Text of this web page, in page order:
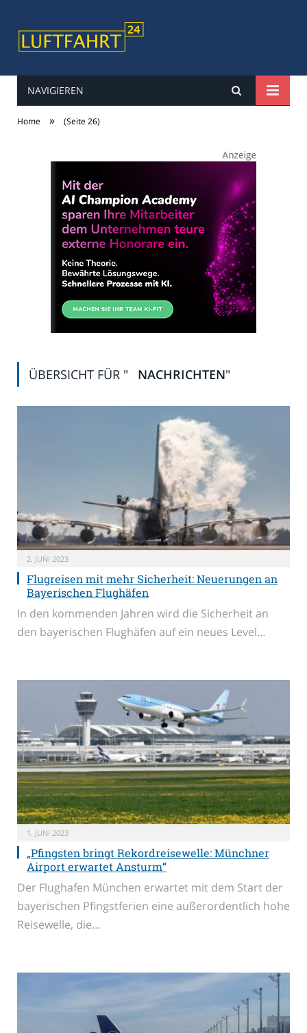
luftfahrt24
NAVIGIEREN
Home » (Seite 26)
ÜBERSICHT FÜR " NACHRICHTEN"
2. JUNI 2023
Flugreisen mit mehr Sicherheit: Neuerungen an
Bayerischen Flughäfen
In den kommenden Jahren wird die Sicherheit an
den bayerischen Flughäfen auf ein neues Level…
1. JUNI 2023
„Pfingsten bringt Rekordreisewelle: Münchner
Airport erwartet Ansturm“
Der Flughafen München erwartet mit dem Start der
bayerischen Pfingstferien eine außerordentlich hohe
Reisewelle, die…